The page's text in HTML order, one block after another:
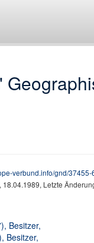
verbund.info/gnd/37455-
, 18.04.1989, Letzte
Besitzer,
Besitzer,